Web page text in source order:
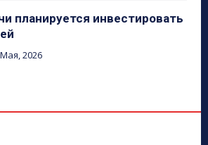
планируется инвестировать
2026